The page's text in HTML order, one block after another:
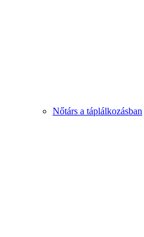
Nőtárs a táplálkozásban